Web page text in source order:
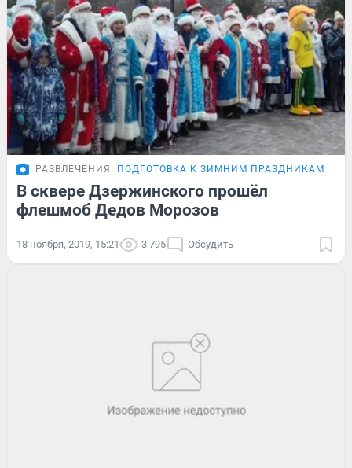
РАЗВЛЕЧЕНИЯ ПОДГОТОВКА К ЗИМНИМ ПРАЗДНИКАМ
В сквере Дзержинского прошёл
флешмоб Дедов Морозов
18 ноября, 2019, 15:21 3 795 Обсудить